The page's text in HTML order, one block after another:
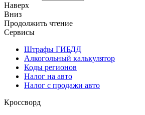
Наверх
Вниз
Продолжить чтение
Сервисы
Штрафы ГИБДД
Алкогольный калькулятор
Коды регионов
Налог на авто
Налог с продажи авто
Кроссворд